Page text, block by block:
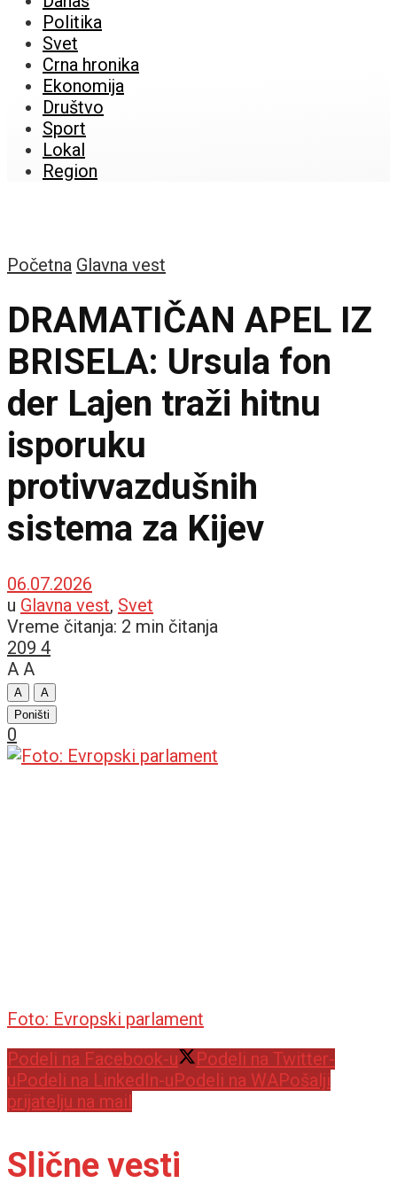
Politika
Svet
Crna hronika
Ekonomija
Društvo
Sport
Lokal
Region
Početna Glavna vest
DRAMATIČAN APEL IZ
BRISELA: Ursula fon
der Lajen traži hitnu
isporuku
protivvazdušnih
sistema za Kijev
06.07.2026
u Glavna vest, Svet
Vreme čitanja: 2 min čitanja
209 4
A A
A
A
Poništi
0
Foto: Evropski parlament
Podeli na Facebook-u
Podeli na Twitter-
uPodeli na LinkedIn-uPodeli na WAPošalji
prijatelju na mail
Slične vesti